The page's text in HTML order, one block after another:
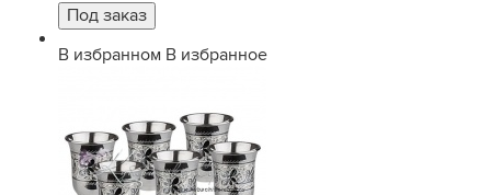
В избранном В избранное